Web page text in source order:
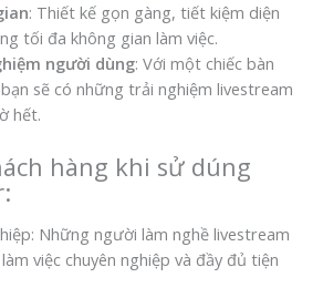
: Thiết kế gọn gàng, tiết kiệm diện
tối đa không gian làm việc.
người dùng: Với một chiếc bàn
sẽ có những trải nghiệm livestream
hết.
hàng khi sử dúng
Những người làm nghề livestream
việc chuyên nghiệp và đầy đủ tiện